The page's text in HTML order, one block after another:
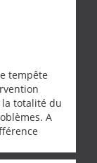
tempête
la totalité du
A